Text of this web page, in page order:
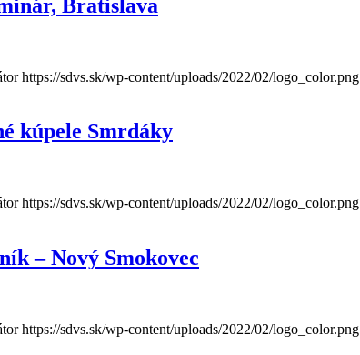
Bratislava
https://sdvs.sk/wp-content/uploads/2022/02/logo_color.png
kúpele Smrdáky
https://sdvs.sk/wp-content/uploads/2022/02/logo_color.png
– Nový Smokovec
https://sdvs.sk/wp-content/uploads/2022/02/logo_color.png